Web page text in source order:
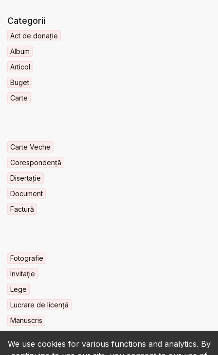
We use cookies for various functions and analytics. By
Categorii
Act de donație
Album
Articol
Buget
Carte
Carte Veche
Corespondență
Disertație
Document
Factură
Fotografie
Invitaţie
Lege
Lucrare de licență
Manuscris